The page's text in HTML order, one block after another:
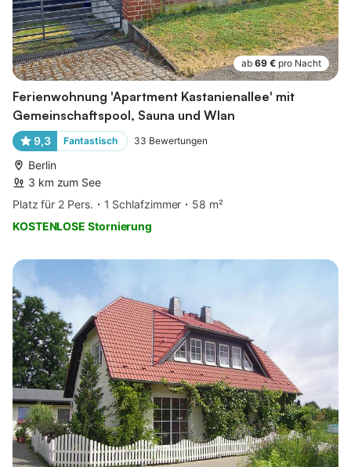
ab 69 € pro Nacht
Ferienwohnung 'Apartment Kastanienallee' mit
Gemeinschaftspool, Sauna und Wlan
9,3 Fantastisch 33 Bewertungen
Berlin
3 km zum See
Platz für 2 Pers.
1 Schlafzimmer
58 m²
KOSTENLOSE Stornierung